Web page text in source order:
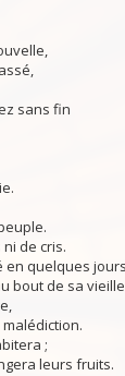
sans fin
de cris.
en quelques
bout de sa
;
leurs fruits.